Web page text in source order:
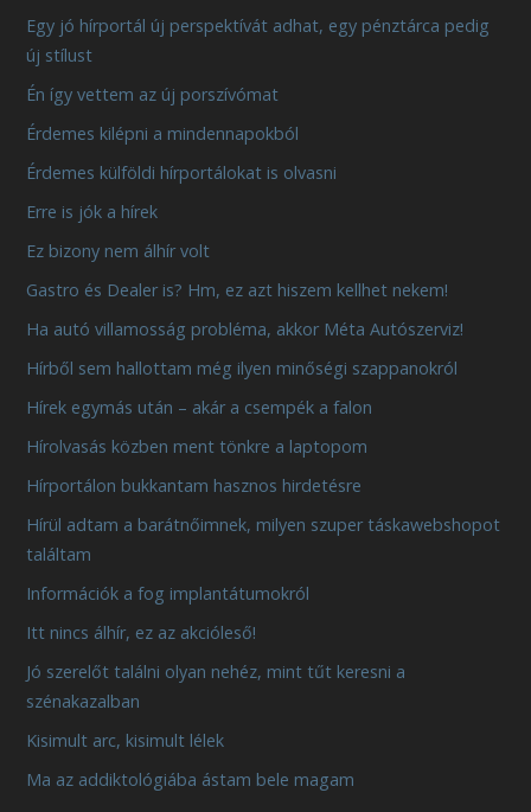
Egy jó hírportál új perspektívát adhat, egy pénztárca pedig
új stílust
Én így vettem az új porszívómat
Érdemes kilépni a mindennapokból
Érdemes külföldi hírportálokat is olvasni
Erre is jók a hírek
Ez bizony nem álhír volt
Gastro és Dealer is? Hm, ez azt hiszem kellhet nekem!
Ha autó villamosság probléma, akkor Méta Autószerviz!
Hírből sem hallottam még ilyen minőségi szappanokról
Hírek egymás után – akár a csempék a falon
Hírolvasás közben ment tönkre a laptopom
Hírportálon bukkantam hasznos hirdetésre
Hírül adtam a barátnőimnek, milyen szuper táskawebshopot
találtam
Információk a fog implantátumokról
Itt nincs álhír, ez az akcióleső!
Jó szerelőt találni olyan nehéz, mint tűt keresni a
szénakazalban
Kisimult arc, kisimult lélek
Ma az addiktológiába ástam bele magam